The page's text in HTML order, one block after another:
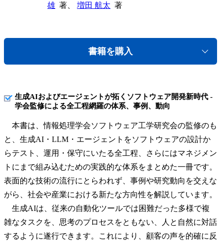
雄 著、 増田 航太 著
書籍を購入
生成AIおよびエージェントが拓くソフトウェア開発新時代 -
学会監修による全工程網羅の体系、事例、動向
本書は、情報処理学会ソフトウェア工学研究会の監修のも
と、生成AI・LLM・エージェントをソフトウェアの設計か
らテスト、運用・保守にいたる全工程、さらにはマネジメン
トにまで組み込むための実践的な体系をまとめた一冊です。
表面的な技術の流行にとらわれず、事例や研究動向を交えな
がら、社会や産業における新たな方向性を解説しています。
生成AIは、従来の自動化ツールでは困難だった多様で複
雑なタスクを、思考のプロセスをともない、人と自然に対話
するように遂行できます。これにより、顧客の声を的確に反